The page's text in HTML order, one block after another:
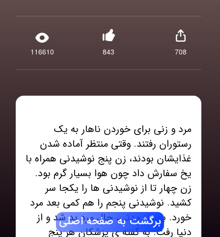
116610 843 708
مرد و زنی برای خوردن ناهار به یک
رستوران رفتند. وقتی منتظر آماده شدن
غذایشان بودند، زن پنج نوشیدنی همراه با
یخ سفارش داد چون هوا بسیار گرم بود.
زن چهار تا از نوشیدنی ها را یکجا سر
کشید. نوشیدنی پنجم را هم کمی بعد مرد
خورد. بعد از مدتی، حال مرد بد شد و از
دنیا رفت. به گفته ی پزشکان هر پنج
برگشت به صفحه اصلی